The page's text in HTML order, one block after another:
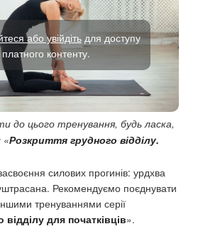
або увійдітьдля доступу
контенту.
до цього тренування, будь ласка,
«Розкриття грудного відділу.
силових прогинів: урдхва
Рекомендуємо поєднувати
тренуваннями серії
відділу для початківців».